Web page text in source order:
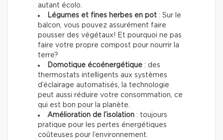
autant écolo.
Légumes et fines herbes en pot : Sur le
balcon, vous pouvez assurément faire
pousser des végétaux! Et pourquoi ne pas
faire votre propre compost pour nourrir la
terre?
Domotique écoénergétique : des
thermostats intelligents aux systèmes
d’éclairage automatisés, la technologie
peut aussi réduire votre consommation, ce
qui est bon pour la planète.
Amélioration de l’isolation : toujours
pratique pour les pertes énergétiques
coûteuses pour l’environnement.